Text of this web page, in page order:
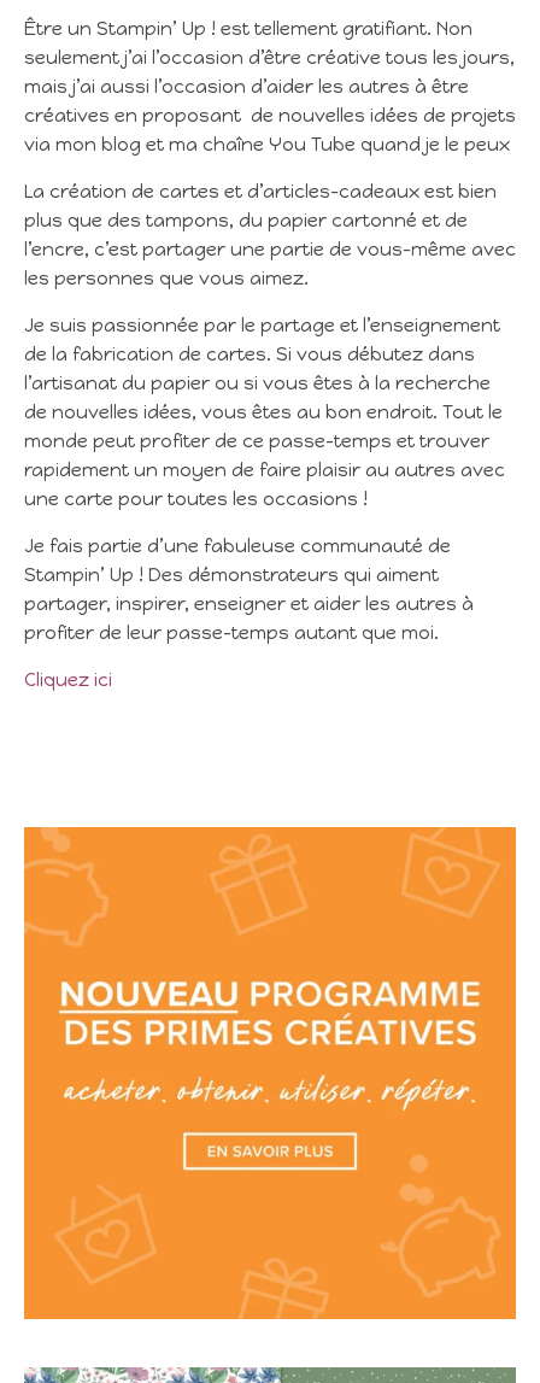
Être un Stampin’ Up ! est tellement gratifiant. Non
seulement j’ai l’occasion d’être créative tous les jours,
mais j’ai aussi l’occasion d’aider les autres à être
créatives en proposant de nouvelles idées de projets
via mon blog et ma chaîne You Tube quand je le peux
La création de cartes et d’articles-cadeaux est bien
plus que des tampons, du papier cartonné et de
l’encre, c’est partager une partie de vous-même avec
les personnes que vous aimez.
Je suis passionnée par le partage et l’enseignement
de la fabrication de cartes. Si vous débutez dans
l’artisanat du papier ou si vous êtes à la recherche
de nouvelles idées, vous êtes au bon endroit. Tout le
monde peut profiter de ce passe-temps et trouver
rapidement un moyen de faire plaisir au autres avec
une carte pour toutes les occasions !
Je fais partie d’une fabuleuse communauté de
Stampin’ Up ! Des démonstrateurs qui aiment
partager, inspirer, enseigner et aider les autres à
profiter de leur passe-temps autant que moi.
Cliquez ici